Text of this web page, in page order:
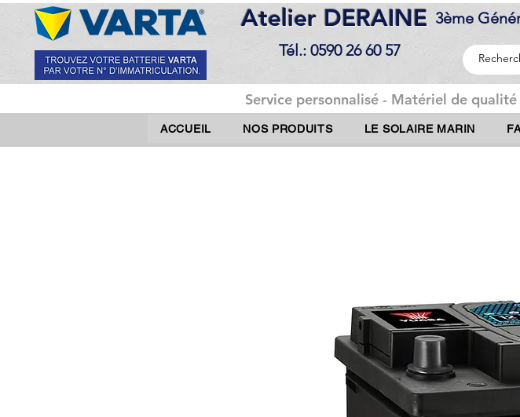
Atelier DERAINE 3ème
Tél.: 0590 26 60 57
Service personnalisé - Matériel de
ACCUEIL NOS PRODUITS LE SOLAIRE MARIN